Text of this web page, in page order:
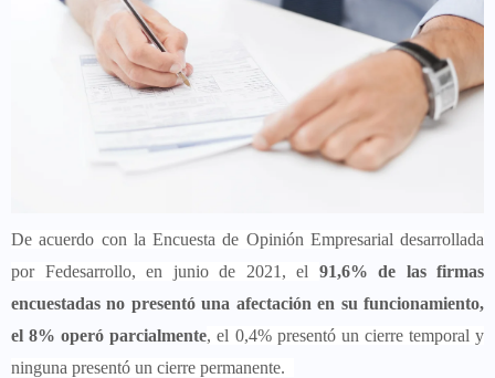
De acuerdo con la Encuesta de Opinión Empresarial desarrollada
por Fedesarrollo, en junio de 2021, el
91,6% de las firmas
encuestadas no presentó una afectación en su funcionamiento,
el 8% operó parcialmente, el 0,4% presentó un cierre temporal y
ninguna presentó un cierre permanente.